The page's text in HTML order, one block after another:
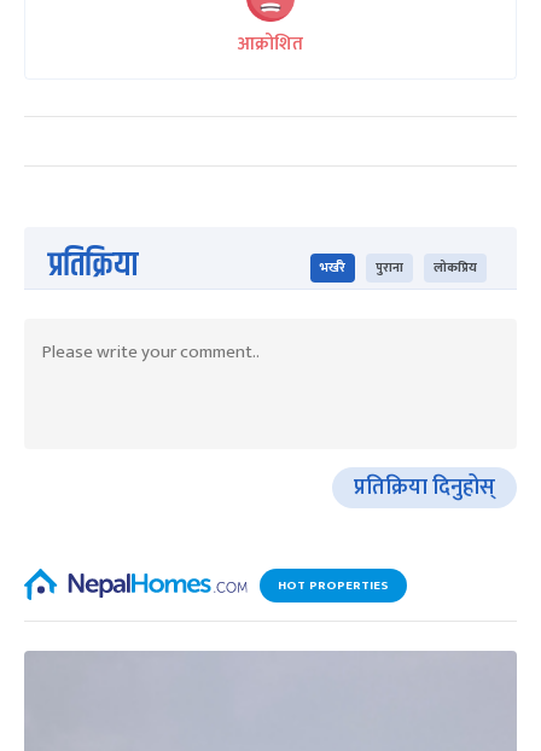
आक्रोशित
प्रतिक्रिया भर्खरै पुराना लोकप्रिय
प्रतिक्रिया दिनुहोस्
HOT PROPERTIES